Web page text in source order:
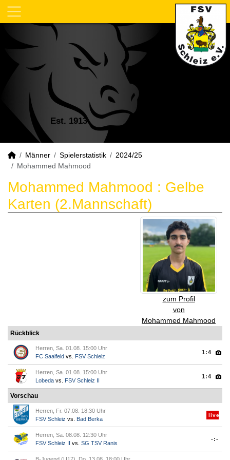
Est. 1913
Männer Spielerstatistik
2024/25
Mohammed Mahmood
Mohammed Mahmood : Gelbe
Karten (2.Mannschaft)
zum Profil
von
Mohammed Mahmood
Rückblick
Herren, Sa. 01.08. 15:00 Uhr
FC Saalfeld vs. FSV Schleiz
1:4
Herren, Sa. 01.08. 15:00 Uhr
Lobeda vs. FSV Schleiz II
1:4
Vorschau
Herren, Fr. 07.08. 18:30 Uhr
FSV Schleiz vs. Bad Berka
live
Herren, Sa. 08.08. 12:30 Uhr
FSV Schleiz II vs. SG TSV Ranis
-:-